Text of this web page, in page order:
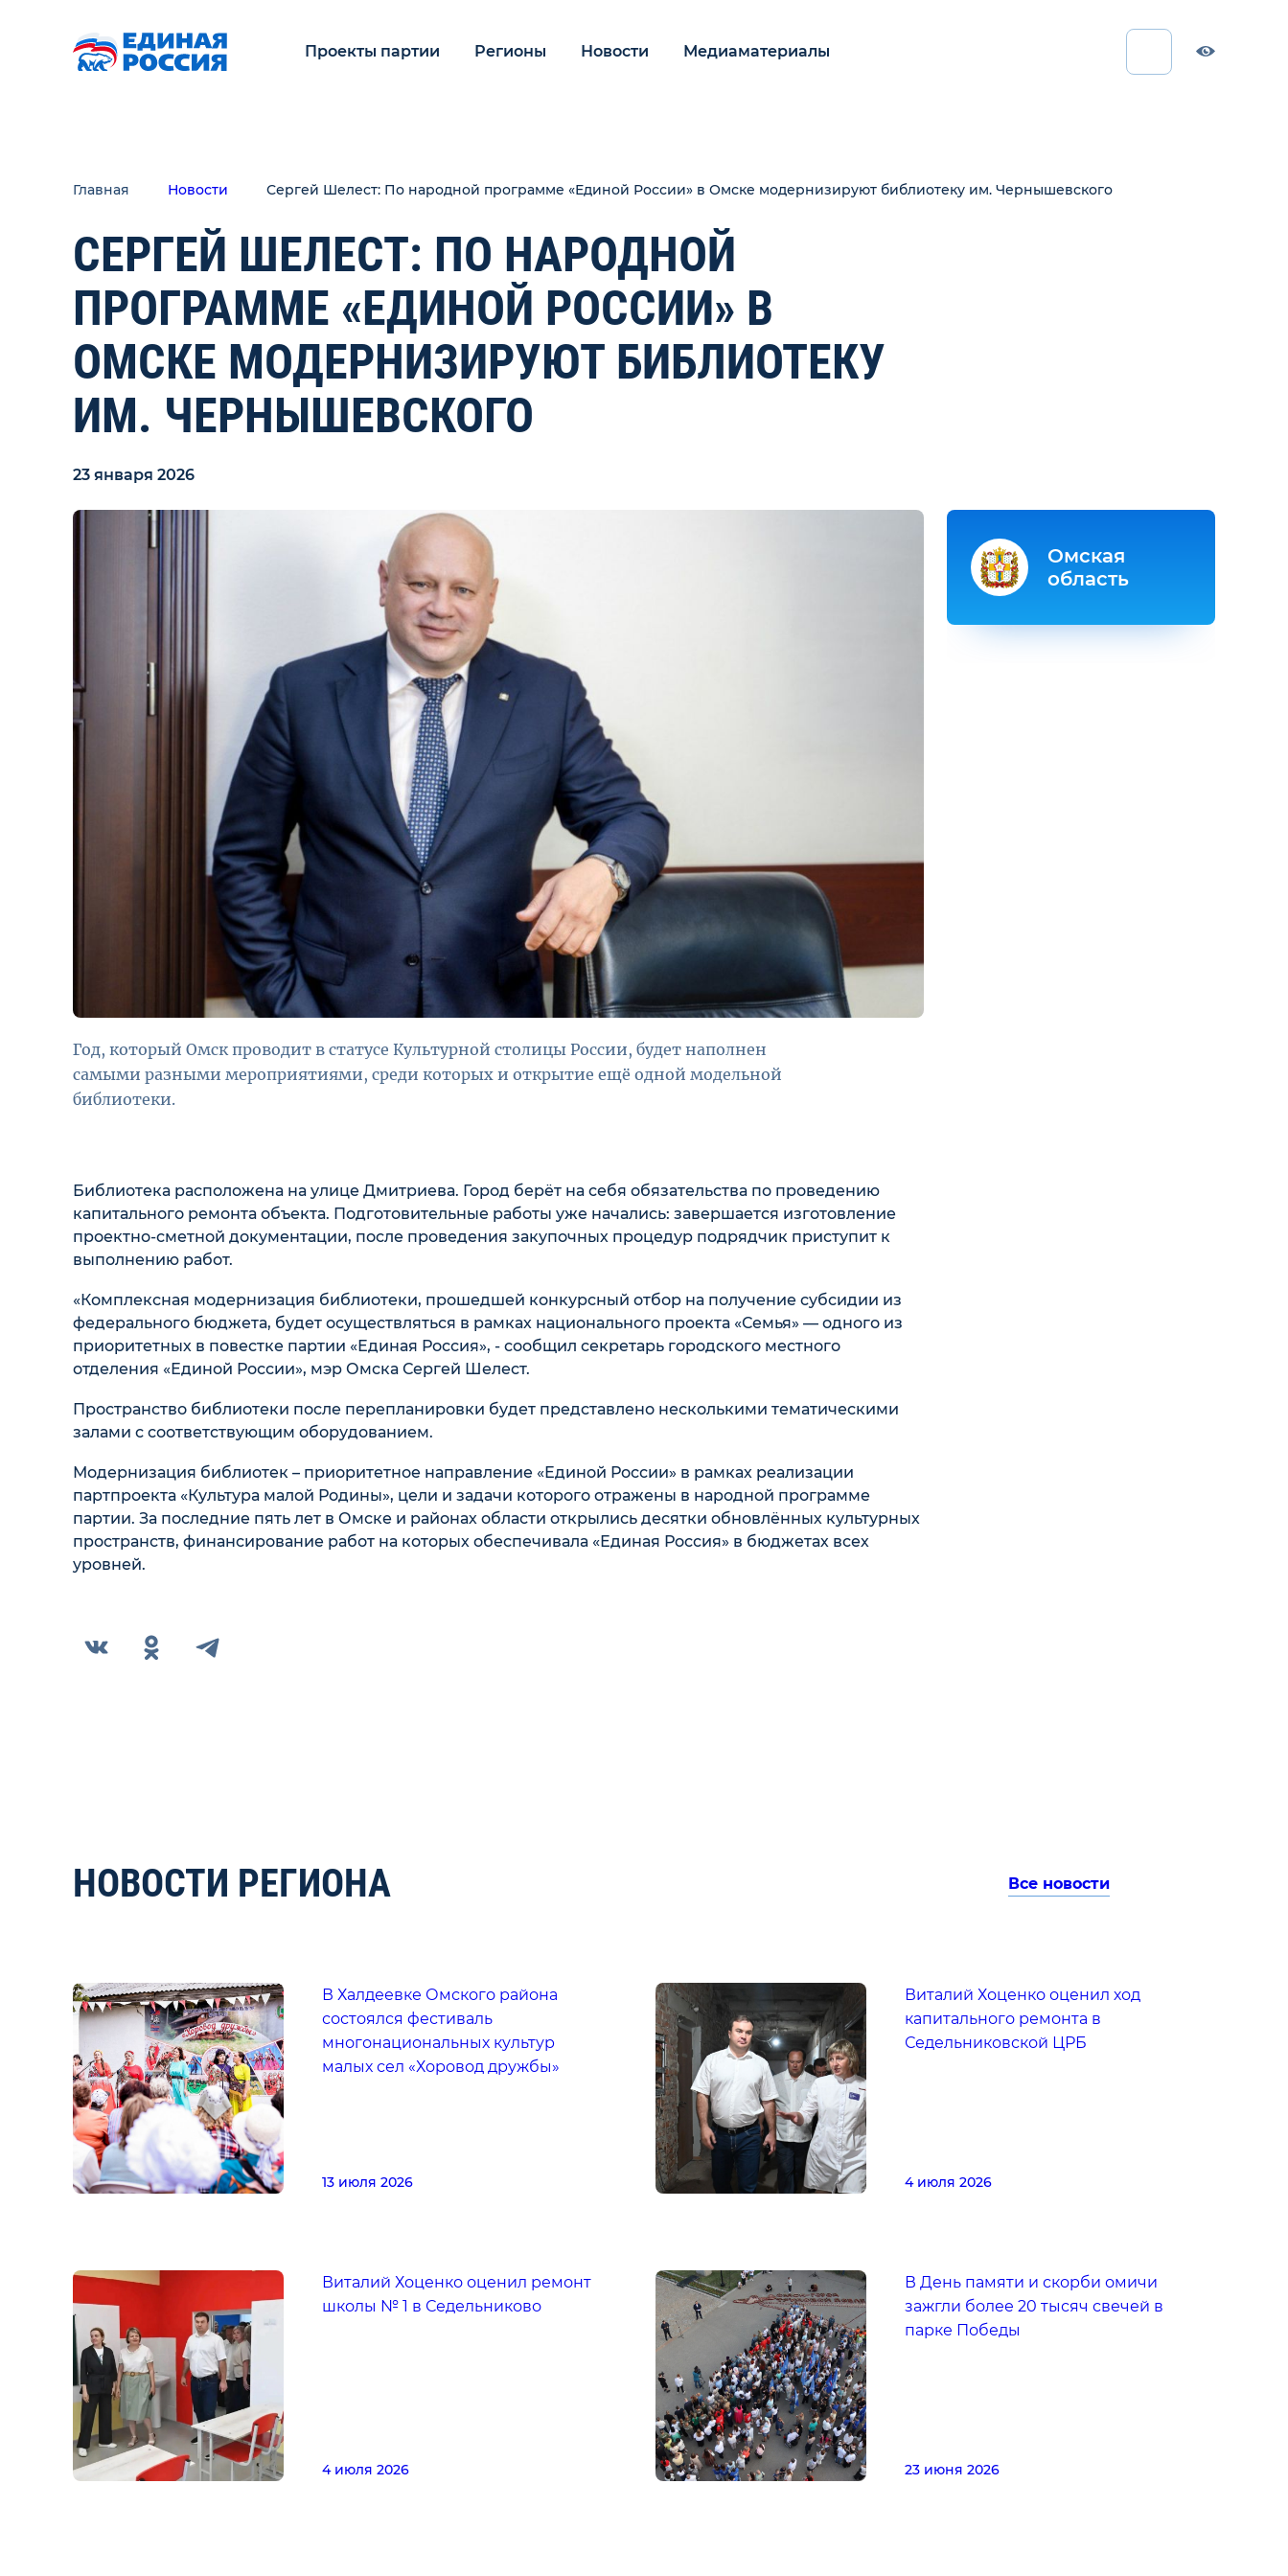
Проекты партии Регионы Новости Медиаматериалы
Главная Новости Сергей Шелест: По народной программе «Единой России» в Омске модернизируют библиотеку им. Чернышевского
СЕРГЕЙ ШЕЛЕСТ: ПО НАРОДНОЙ
ПРОГРАММЕ «ЕДИНОЙ РОССИИ» В
ОМСКЕ МОДЕРНИЗИРУЮТ БИБЛИОТЕКУ
ИМ. ЧЕРНЫШЕВСКОГО
23 января 2026
Год, который Омск проводит в статусе Культурной столицы России, будет наполнен
самыми разными мероприятиями, среди которых и открытие ещё одной модельной
библиотеки.
Библиотека расположена на улице Дмитриева. Город берёт на себя обязательства по проведению
капитального ремонта объекта. Подготовительные работы уже начались: завершается изготовление
проектно-сметной документации, после проведения закупочных процедур подрядчик приступит к
выполнению работ.
«Комплексная модернизация библиотеки, прошедшей конкурсный отбор на получение субсидии из
федерального бюджета, будет осуществляться в рамках национального проекта «Семья» — одного из
приоритетных в повестке партии «Единая Россия», - сообщил секретарь городского местного
отделения «Единой России», мэр Омска Сергей Шелест.
Пространство библиотеки после перепланировки будет представлено несколькими тематическими
залами с соответствующим оборудованием.
Модернизация библиотек – приоритетное направление «Единой России» в рамках реализации
партпроекта «Культура малой Родины», цели и задачи которого отражены в народной программе
партии. За последние пять лет в Омске и районах области открылись десятки обновлённых культурных
пространств, финансирование работ на которых обеспечивала «Единая Россия» в бюджетах всех
уровней.
Омская
область
НОВОСТИ РЕГИОНА Все новости
В Халдеевке Омского района
состоялся фестиваль
многонациональных культур
малых сел «Хоровод дружбы»
13 июля 2026
Виталий Хоценко оценил ремонт
школы № 1 в Седельниково
4 июля 2026
Виталий Хоценко оценил ход
капитального ремонта в
Седельниковской ЦРБ
4 июля 2026
В День памяти и скорби омичи
зажгли более 20 тысяч свечей в
парке Победы
23 июня 2026